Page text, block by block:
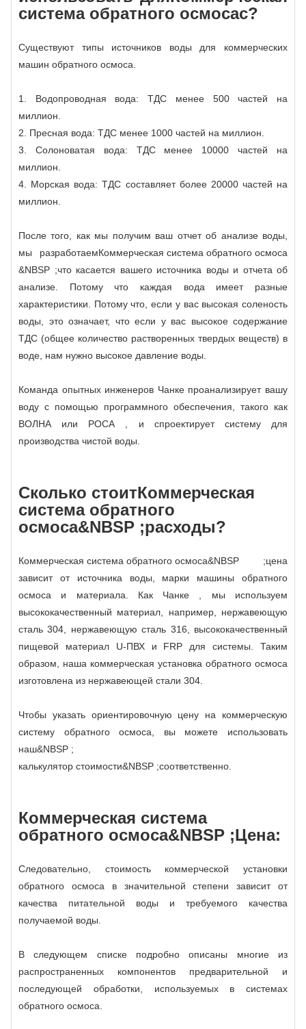
система обратного осмосас?
Существуют типы источников воды для коммерческих
машин обратного осмоса.
1. Водопроводная вода: ТДС менее 500 частей на
миллион.
2. Пресная вода: ТДС менее 1000 частей на миллион.
3. Солоноватая вода: ТДС менее 10000 частей на
миллион.
4. Морская вода: ТДС составляет более 20000 частей на
миллион.
После того, как мы получим ваш отчет об анализе воды,
мы разработаемКоммерческая система обратного осмоса
&NBSP ;что касается вашего источника воды и отчета об
анализе. Потому что каждая вода имеет разные
характеристики. Потому что, если у вас высокая соленость
воды, это означает, что если у вас высокое содержание
ТДС (общее количество растворенных твердых веществ) в
воде, нам нужно высокое давление воды.
Команда опытных инженеров Чанке проанализирует вашу
воду с помощью программного обеспечения, такого как
ВОЛНА или РОСА , и спроектирует систему для
производства чистой воды.
Сколько стоитКоммерческая
система обратного
осмоса&NBSP ;расходы?
Коммерческая система обратного осмоса&NBSP ;цена
зависит от источника воды, марки машины обратного
осмоса и материала. Как Чанке , мы используем
высококачественный материал, например, нержавеющую
сталь 304, нержавеющую сталь 316, высококачественный
пищевой материал U-ПВХ и FRP для системы. Таким
образом, наша коммерческая установка обратного осмоса
изготовлена ​​из нержавеющей стали 304.
Чтобы указать ориентировочную цену на коммерческую
систему обратного осмоса, вы можете использовать
наш&NBSP ;
калькулятор стоимости&NBSP ;соответственно.
Коммерческая система
обратного осмоса&NBSP ;Цена:
Следовательно, стоимость коммерческой установки
обратного осмоса в значительной степени зависит от
качества питательной воды и требуемого качества
получаемой воды.
В следующем списке подробно описаны многие из
распространенных компонентов предварительной и
последующей обработки, используемых в системах
обратного осмоса.